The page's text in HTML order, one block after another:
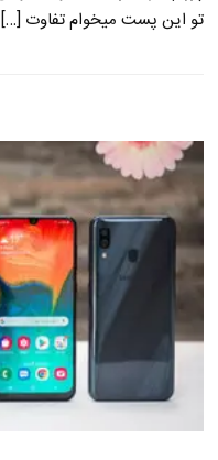
تو این پست میخوام تفاوت […]